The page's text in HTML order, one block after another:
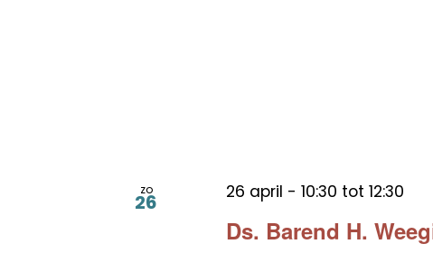
zo
26
Ds. Barend H.
26 april - 10:30 tot 12:30